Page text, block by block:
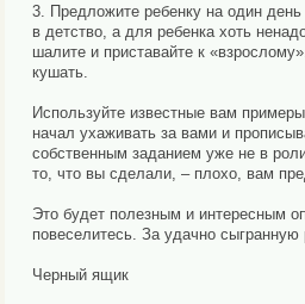
3. Предложите ребенку на один день
в детство, а для ребенка хоть
шалите и приставайте к
кушать.
Используйте известные вам
начал ухаживать за вами и
собственным заданием уже не в
то, что вы сделали, – плохо, вам
Это будет полезным и интересным
повеселитесь. За удачно
Черный ящик